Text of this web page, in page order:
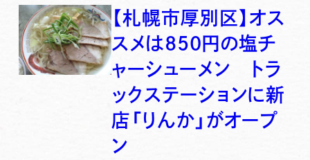
【札幌市厚別区】オス
スメは850円の塩チ
ャーシューメン トラ
ックステーションに新
店「りんか」がオープ
ン